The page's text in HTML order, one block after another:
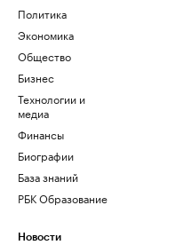
Политика
Экономика
Общество
Бизнес
Технологии и
медиа
Финансы
Биографии
База знаний
РБК Образование
Новости